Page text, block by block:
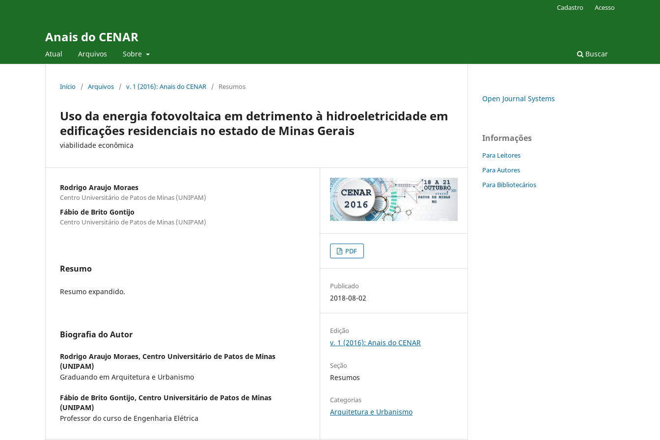
Anais do CENAR
Atual Arquivos Sobre Buscar
Cadastro Acesso
Início / Arquivos / v. 1 (2016): Anais do CENAR / Resumos
Uso da energia fotovoltaica em detrimento à hidroeletricidade em
edificações residenciais no estado de Minas Gerais
viabilidade econômica
Rodrigo Araujo Moraes
Centro Universitário de Patos de Minas (UNIPAM)
Fábio de Brito Gontijo
Centro Universitário de Patos de Minas (UNIPAM)
Resumo
Resumo expandido.
Biografia do Autor
Rodrigo Araujo Moraes, Centro Universitário de Patos de Minas
(UNIPAM)
Graduando em Arquitetura e Urbanismo
Fábio de Brito Gontijo, Centro Universitário de Patos de Minas
(UNIPAM)
Professor do curso de Engenharia Elétrica
PDF
Publicado
2018-08-02
Edição
v. 1 (2016): Anais do CENAR
Seção
Resumos
Categorias
Arquitetura e Urbanismo
Open Journal Systems
Informações
Para Leitores
Para Autores
Para Bibliotecários